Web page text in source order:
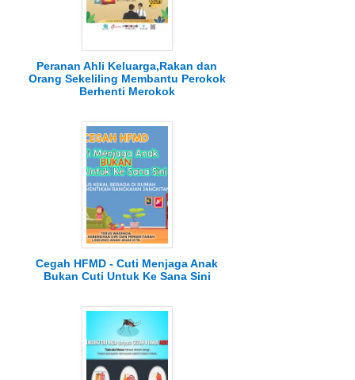
Peranan Ahli Keluarga,Rakan dan
Orang Sekeliling Membantu Perokok
Berhenti Merokok
Cegah HFMD - Cuti Menjaga Anak
Bukan Cuti Untuk Ke Sana Sini